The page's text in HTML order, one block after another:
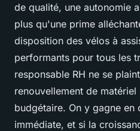
de qualité, une autonomie
plus qu'une prime
disposition des vélos à
performants pour tous les
responsable RH ne se
renouvellement de
budgétaire. On y gagne
immédiate, et si la